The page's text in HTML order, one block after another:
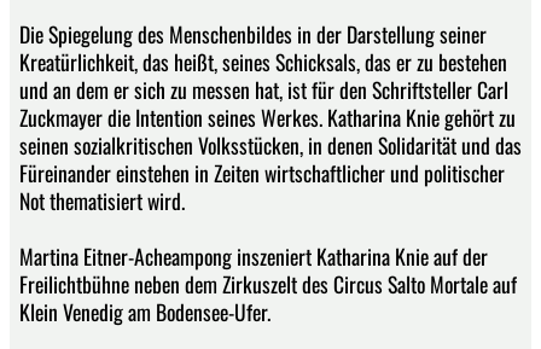
Die Spiegelung des Menschenbildes in der Darstellung seiner
Kreatürlichkeit, das heißt, seines Schicksals, das er zu bestehen
und an dem er sich zu messen hat, ist für den Schriftsteller Carl
Zuckmayer die Intention seines Werkes. Katharina Knie gehört zu
seinen sozialkritischen Volksstücken, in denen Solidarität und das
Füreinander einstehen in Zeiten wirtschaftlicher und politischer
Not thematisiert wird.
Martina Eitner-Acheampong inszeniert Katharina Knie auf der
Freilichtbühne neben dem Zirkuszelt des Circus Salto Mortale auf
Klein Venedig am Bodensee-Ufer.